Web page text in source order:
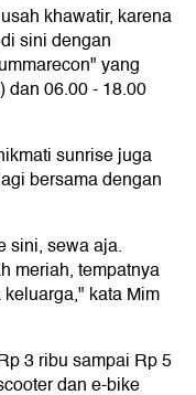
khawatir, karena
sini dengan
yang
dan 06.00 - 18.00
sunrise juga
bersama dengan
sini, sewa aja.
meriah, tempatnya
kata Mim
3 ribu sampai Rp 5
dan e-bike